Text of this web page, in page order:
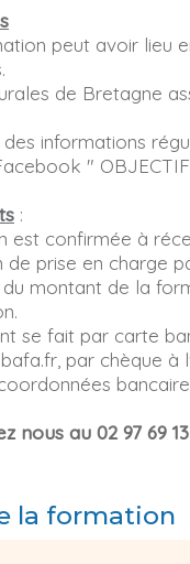
peut avoir lieu
de Bretagne
informations
"
:
est confirmée à
prise en charge
montant de la
se fait par carte
par chèque à
nous au 02 97 69
la formation